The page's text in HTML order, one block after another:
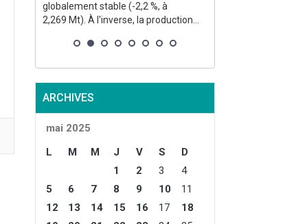
globalement stable (-2,2 %, à
2,269 Mt). À l'inverse, la production...
ARCHIVES
mai 2025
L
M M J V S
D
1
2 3
4
5
6 7 8 9 10
11
12
13 14 15 16 17
18